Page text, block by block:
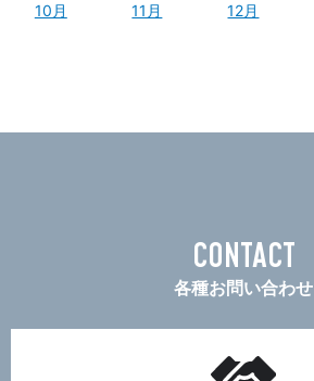
10月
11月 12月
CONTACT
各種お問い合わせ